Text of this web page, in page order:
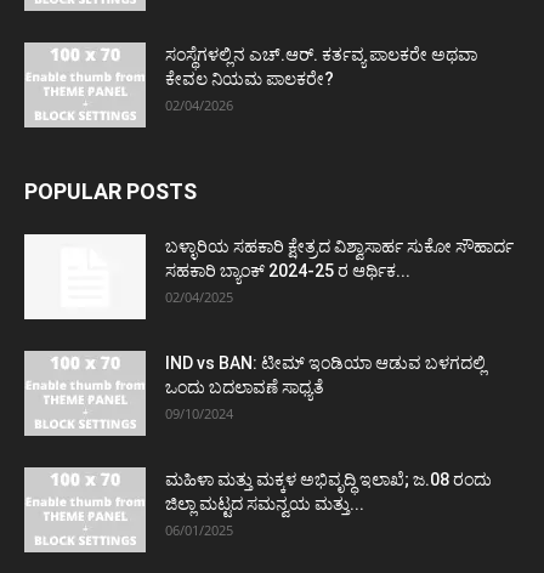
ಸಂಸ್ಥೆಗಳಲ್ಲಿನ ಎಚ್.ಆರ್. ಕರ್ತವ್ಯ ಪಾಲಕರೇ ಅಥವಾ
ಕೇವಲ ನಿಯಮ ಪಾಲಕರೇ?
02/04/2026
POPULAR POSTS
ಬಳ್ಳಾರಿಯ ಸಹಕಾರಿ ಕ್ಷೇತ್ರದ ವಿಶ್ವಾಸಾರ್ಹ ಸುಕೋ ಸೌಹಾರ್ದ
ಸಹಕಾರಿ ಬ್ಯಾಂಕ್ 2024-25 ರ ಆರ್ಥಿಕ...
02/04/2025
IND vs BAN: ಟೀಮ್ ಇಂಡಿಯಾ ಆಡುವ ಬಳಗದಲ್ಲಿ
ಒಂದು ಬದಲಾವಣೆ ಸಾಧ್ಯತೆ
09/10/2024
ಮಹಿಳಾ ಮತ್ತು ಮಕ್ಕಳ ಅಭಿವೃದ್ಧಿ ಇಲಾಖೆ; ಜ.08 ರಂದು
ಜಿಲ್ಲಾ ಮಟ್ಟದ ಸಮನ್ವಯ ಮತ್ತು...
06/01/2025